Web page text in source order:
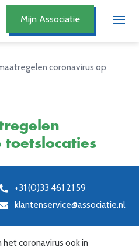
Mijn Associatie
coronavirus op
+31 (0)33 461 21 59
klantenservice@associatie.nl
het coronavirus ook in